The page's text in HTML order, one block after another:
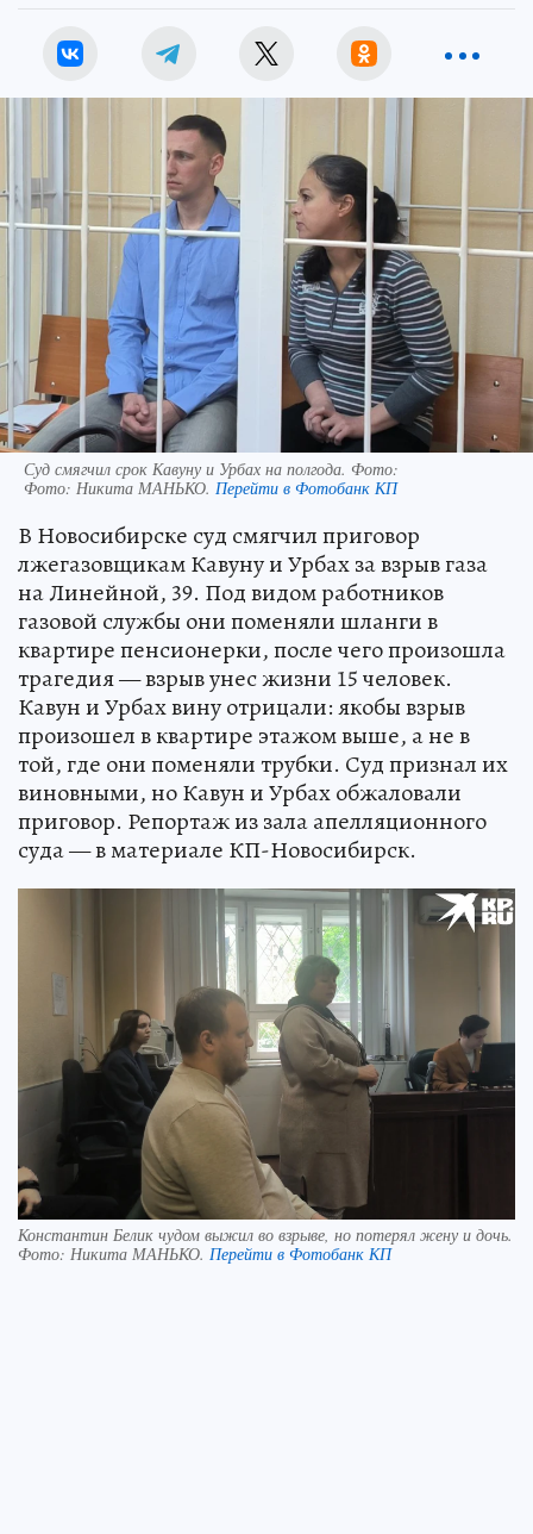
Суд смягчил срок Кавуну и Урбах на полгода. Фото:
Фото: Никита МАНЬКО. Перейти в Фотобанк КП
В Новосибирске суд смягчил приговор
лжегазовщикам Кавуну и Урбах за взрыв газа
на Линейной, 39. Под видом работников
газовой службы они поменяли шланги в
квартире пенсионерки, после чего произошла
трагедия — взрыв унес жизни 15 человек.
Кавун и Урбах вину отрицали: якобы взрыв
произошел в квартире этажом выше, а не в
той, где они поменяли трубки. Суд признал их
виновными, но Кавун и Урбах обжаловали
приговор. Репортаж из зала апелляционного
суда — в материале КП-Новосибирск.
Константин Белик чудом выжил во взрыве, но потерял жену и дочь.
Фото: Никита МАНЬКО. Перейти в Фотобанк КП